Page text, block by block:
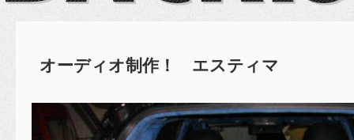
オーディオ制作！ エスティマ